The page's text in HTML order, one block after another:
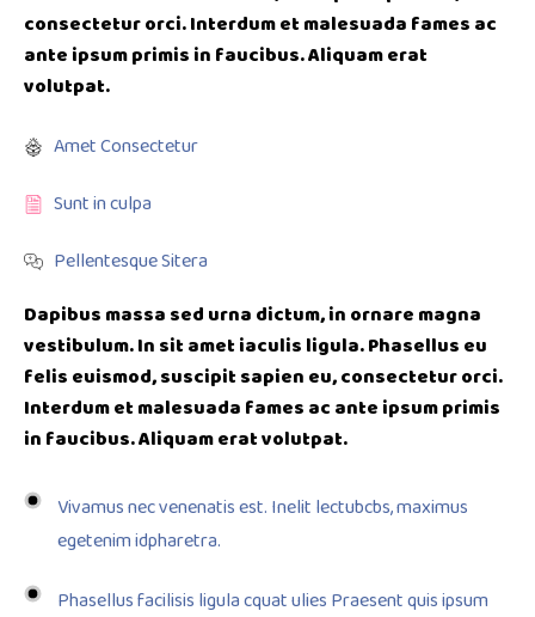
consectetur orci. Interdum et malesuada fames ac
ante ipsum primis in faucibus. Aliquam erat
volutpat.
Amet Consectetur
Sunt in culpa
Pellentesque Sitera
Dapibus massa sed urna dictum, in ornare magna
vestibulum. In sit amet iaculis ligula. Phasellus eu
felis euismod, suscipit sapien eu, consectetur orci.
Interdum et malesuada fames ac ante ipsum primis
in faucibus. Aliquam erat volutpat.
Vivamus nec venenatis est. Inelit lectubcbs, maximus
egetenim idpharetra.
Phasellus facilisis ligula cquat ulies Praesent quis ipsum